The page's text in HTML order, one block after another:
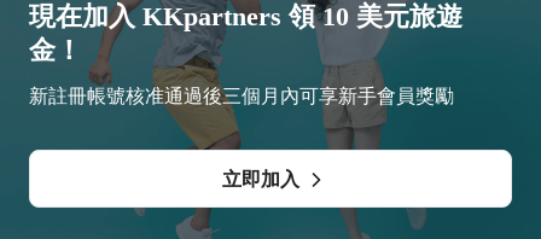
現在加入 KKpartners 領 10 美元旅遊
金！
新註冊帳號核准通過後三個月內可享新手會員獎勵
立即加入